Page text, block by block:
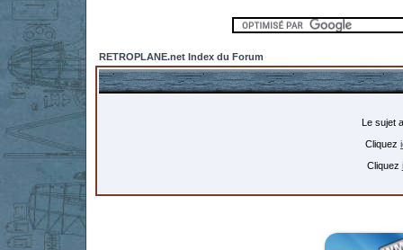
RETROPLANE.net Index du Forum
Le sujet
Cliquez
Cliquez